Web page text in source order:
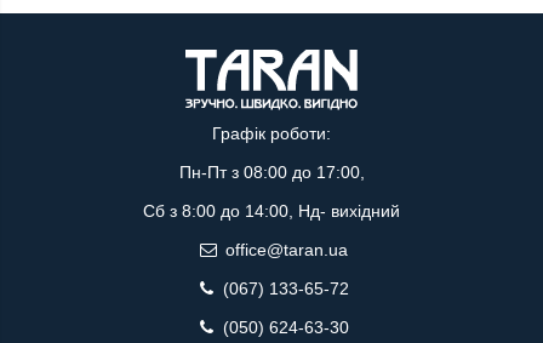
Графік роботи:
Пн-Пт з 08:00 до 17:00,
Сб з 8:00 до 14:00, Нд- вихідний
office@taran.ua
(067) 133-65-72
(050) 624-63-30